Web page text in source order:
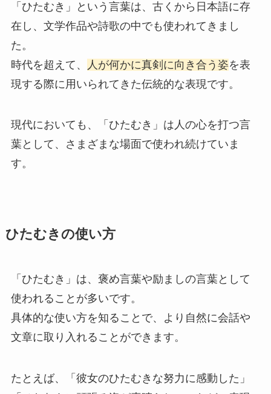
「ひたむき」という言葉は、古くから日本語に存
在し、文学作品や詩歌の中でも使われてきまし
た。
時代を超えて、
人が何かに真剣に向き合う姿を表
現する際に用いられてきた伝統的な表現です。
現代においても、「ひたむき」は人の心を打つ言
葉として、さまざまな場面で使われ続けていま
す。
ひたむきの使い方
「ひたむき」は、褒め言葉や励ましの言葉として
使われることが多いです。
具体的な使い方を知ることで、より自然に会話や
文章に取り入れることができます。
たとえば、「彼女のひたむきな努力に感動した」